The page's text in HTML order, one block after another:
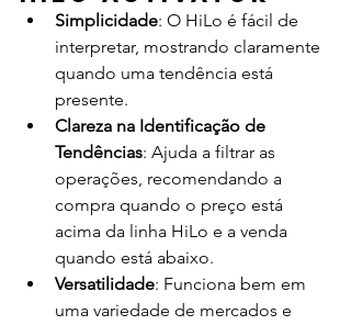
Simplicidade: O HiLo é fácil de
interpretar, mostrando claramente
quando uma tendência está
presente.
Clareza na Identificação de
Tendências: Ajuda a filtrar as
operações, recomendando a
compra quando o preço está
acima da linha HiLo e a venda
quando está abaixo.
Versatilidade: Funciona bem em
uma variedade de mercados e